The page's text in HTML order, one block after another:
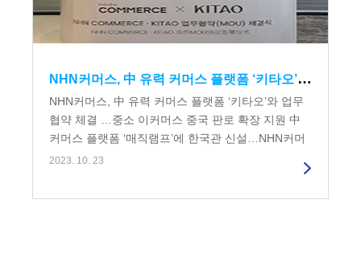
NHN커머스, 中 유력 커머스 플랫폼 ‘키타오’와 업무협약 체결 …중소 이커머스 중국 판로 확장 지원
NHN커머스, 中 유력 커머스 플랫폼 ‘키타오’와 업무
협약 체결 …중소 이커머스 중국 판로 확장 지원 中
커머스 플랫폼 ‘매직램프’에 한국관 신설…NHN커머
스 뷰티, 패션 등 국내 유수...
2023. 10. 23